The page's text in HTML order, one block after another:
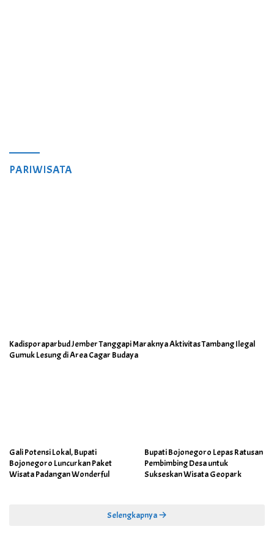
PARIWISATA
Kadisporaparbud Jember Tanggapi Maraknya Aktivitas Tambang Ilegal
Gumuk Lesung di Area Cagar Budaya
Gali Potensi Lokal, Bupati
Bojonegoro Luncurkan Paket
Wisata Padangan Wonderful
Bupati Bojonegoro Lepas Ratusan
Pembimbing Desa untuk
Sukseskan Wisata Geopark
Selengkapnya